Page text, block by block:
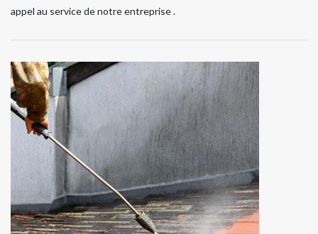
appel au service de notre entreprise .